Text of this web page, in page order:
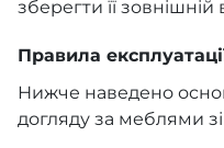
зберегти її зовнішній
Правила
Нижче наведено
догляду за меблями зі